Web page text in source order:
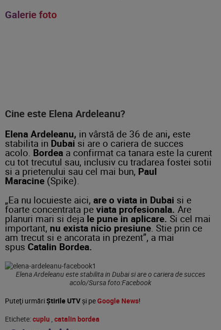
Galerie foto
Cine este Elena Ardeleanu?
Elena Ardeleanu, in vârstă de 36 de ani, este
stabilita in Dubaisi are o cariera de succes
acolo. Bordea a confirmat ca tanara este la curent
cu tot trecutul sau, inclusiv cu tradarea fostei sotii
si a prietenului sau cel mai bun, Paul
Maracine (Spike).
„Ea nu locuieste aici, are o viata in Dubai si e
foarte concentrata pe viata profesionala. Are
planuri mari si dejale pune in aplicare. Si cel mai
important, nu exista nicio presiune. Stie prin ce
am trecut si e ancorata in prezent”, a mai
spus Catalin Bordea.
Elena Ardeleanu este stabilita in Dubai si are o cariera de succes
acolo/Sursa foto:Facebook
Puteţi urmăriȘtirile UTVşi peGoogle News!
Etichete:cuplu , catalin bordea